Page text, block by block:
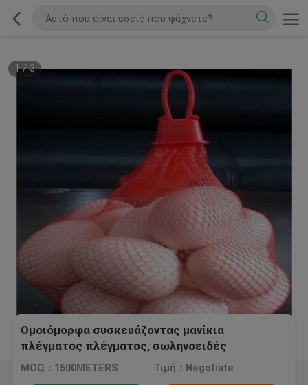
1/3
Ομοιόμορφα συσκευάζοντας μανίκια
πλέγματος πλέγματος, σωληνοειδές
πιάνοντας σταθερό κατώτατο σημείο μανικιών
MOQ：1500METERS Τιμή：Negotiate